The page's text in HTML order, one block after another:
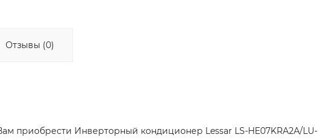
Отзывы (0)
приобрести Инверторный кондиционер Lessar LS-HE07KRA2A/LU-